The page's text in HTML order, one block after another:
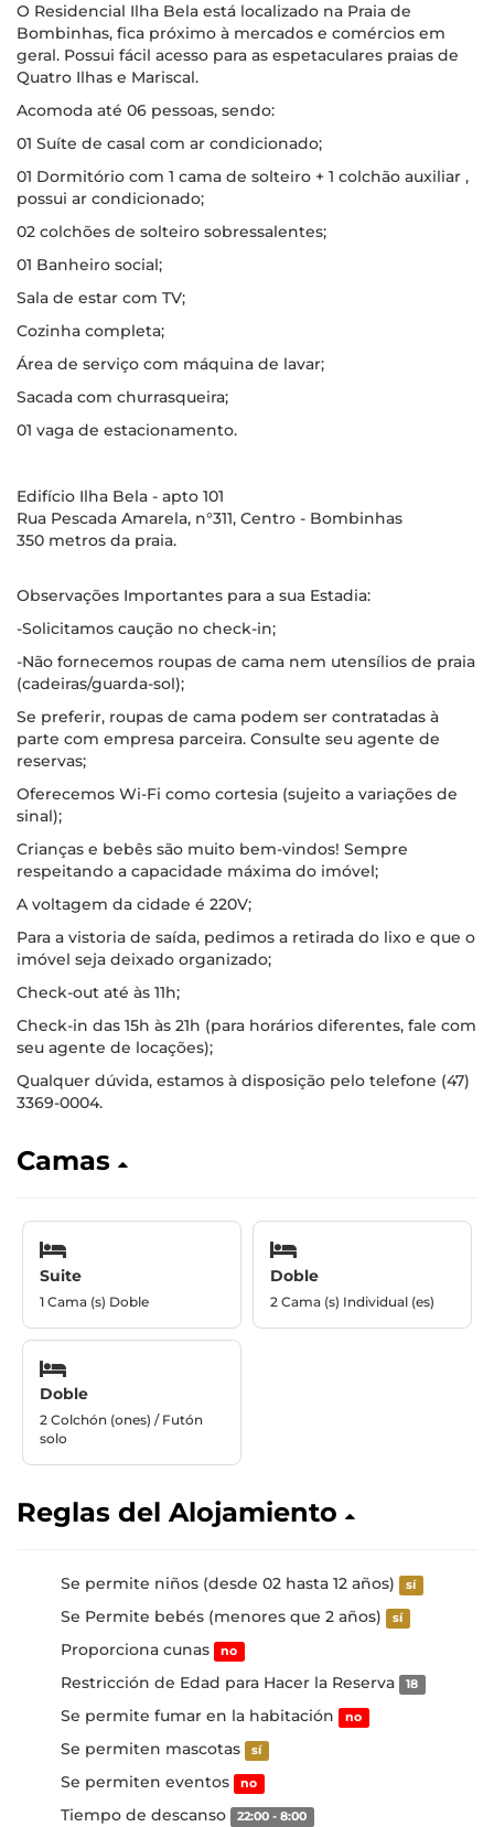
O Residencial Ilha Bela está localizado na Praia de
Bombinhas, fica próximo à mercados e comércios em
geral. Possui fácil acesso para as espetaculares praias de
Quatro Ilhas e Mariscal.
Acomoda até 06 pessoas, sendo:
01 Suíte de casal com ar condicionado;
01 Dormitório com 1 cama de solteiro + 1 colchão auxiliar ,
possui ar condicionado;
02 colchões de solteiro sobressalentes;
01 Banheiro social;
Sala de estar com TV;
Cozinha completa;
Área de serviço com máquina de lavar;
Sacada com churrasqueira;
01 vaga de estacionamento.
Edifício Ilha Bela - apto 101
Rua Pescada Amarela, n°311, Centro - Bombinhas
350 metros da praia.
Observações Importantes para a sua Estadia:
-Solicitamos caução no check-in;
-Não fornecemos roupas de cama nem utensílios de praia
(cadeiras/guarda-sol);
Se preferir, roupas de cama podem ser contratadas à
parte com empresa parceira. Consulte seu agente de
reservas;
Oferecemos Wi-Fi como cortesia (sujeito a variações de
sinal);
Crianças e bebês são muito bem-vindos! Sempre
respeitando a capacidade máxima do imóvel;
A voltagem da cidade é 220V;
Para a vistoria de saída, pedimos a retirada do lixo e que o
imóvel seja deixado organizado;
Check-out até às 11h;
Check-in das 15h às 21h (para horários diferentes, fale com
seu agente de locações);
Qualquer dúvida, estamos à disposição pelo telefone (47)
3369-0004.
Camas
Suite
1 Cama (s) Doble
Doble
2 Cama (s) Individual (es)
Doble
2 Colchón (ones) / Futón
solo
Reglas del Alojamiento
Se permite niños (desde 02 hasta 12 años) sí
Se Permite bebés (menores que 2 años) sí
Proporciona cunas no
Restricción de Edad para Hacer la Reserva 18
Se permite fumar en la habitación no
Se permiten mascotas sí
Se permiten eventos no
Tiempo de descanso 22:00 - 8:00